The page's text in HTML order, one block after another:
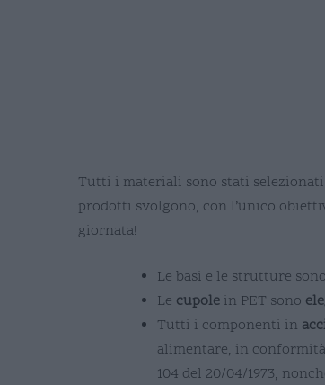
Tutti i materiali sono stati
prodotti svolgono, con l’unico
giornata!
Le basi e le strutture
Le cupole in PET sono
Tutti i componenti in
alimentare, in
104 del 20/04/1973,